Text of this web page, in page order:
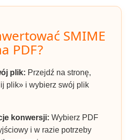
SMIME
PDF?
plik: Przejdź na stronę,
plik» i wybierz swój plik
konwersji: Wybierz PDF
i w razie potrzeby